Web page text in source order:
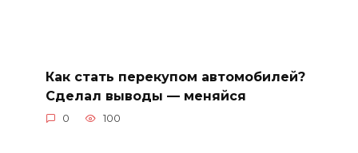
Как стать перекупом автомобилей?
Сделал выводы — меняйся
0 100